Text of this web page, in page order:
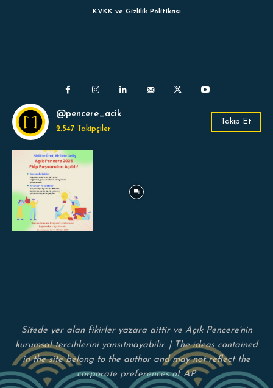
KVKK ve Gizlilik Politikası
@pencere_acik
2.547 Takipçiler
Takip Et
Sitede yer alan fikirler yazara aittir ve Açık Pencere'nin
kurumsal tercihlerini yansıtmayabilir. | The ideas contained
in the site belong to the author and may not reflect the
corporate preferences of AP.